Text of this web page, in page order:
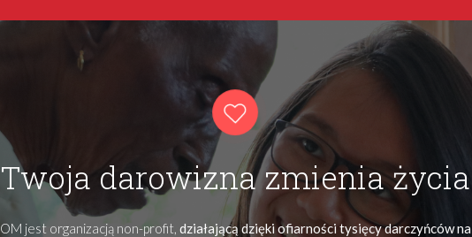
Twoja darowizna zmienia życia
OM jest organizacją non-profit, działającą dzięki ofiarności tysięcy darczyńców na